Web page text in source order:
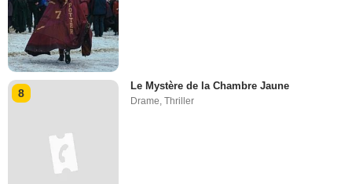
8
Le Mystère de la Chambre Jaune
Drame ,Thriller